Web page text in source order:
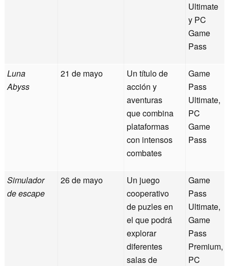
Ultimate
y PC
Game
Pass
Luna
Abyss
21 de mayo
Un título de
acción y
aventuras
que combina
plataformas
con intensos
combates
Game
Pass
Ultimate,
PC
Game
Pass
Simulador
de escape
26 de mayo
Un juego
cooperativo
de puzles en
el que podrá
explorar
diferentes
salas de
Game
Pass
Ultimate,
Game
Pass
Premium,
PC